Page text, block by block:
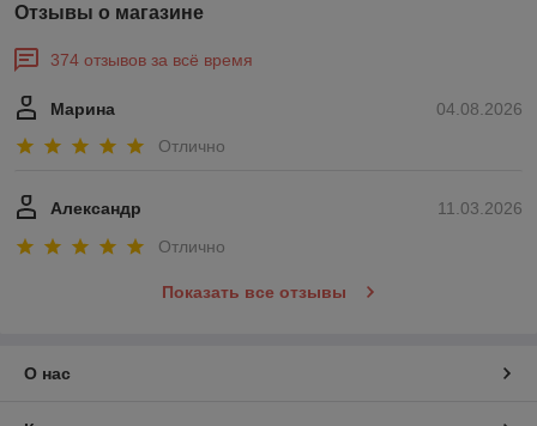
Отзывы о магазине
374 отзывов за всё время
04.08.2026
Марина
Отлично
11.03.2026
Александр
Отлично
Показать все отзывы
О нас